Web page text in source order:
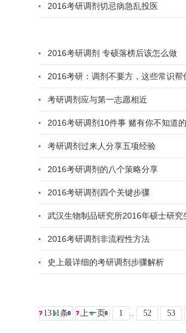
2016考研调剂切忌病急乱投医
2016考研调剂 专硕落榜后该怎么做
2016考研：调剂不要方，这些常识帮
考研调剂应与第一志愿相近
2016考研调剂10件事 赌有你不知道的
考研调剂过来人分享五项经验
2016考研调剂的八个策略分享
2016考研调剂四个关键步骤
武汉生物制品研究所2016年硕士研究
2016考研调剂非流程性方法
史上最详细的考研调剂步骤解析
1311条 上一页 1 .. 52 53